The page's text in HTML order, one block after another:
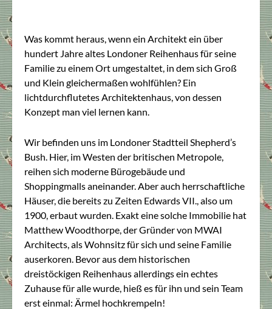
Was kommt heraus, wenn ein Architekt ein über
hundert Jahre altes Londoner Reihenhaus für seine
Familie zu einem Ort umgestaltet, in dem sich Groß
und Klein gleichermaßen wohlfühlen? Ein
lichtdurchflutetes Architektenhaus, von dessen
Konzept man viel lernen kann.
Wir befinden uns im Londoner Stadtteil Shepherd’s
Bush. Hier, im Westen der britischen Metropole,
reihen sich moderne Bürogebäude und
Shoppingmalls aneinander. Aber auch herrschaftliche
Häuser, die bereits zu Zeiten Edwards VII., also um
1900, erbaut wurden. Exakt eine solche Immobilie hat
Matthew Woodthorpe, der Gründer von MWAI
Architects, als Wohnsitz für sich und seine Familie
auserkoren. Bevor aus dem historischen
dreistöckigen Reihenhaus allerdings ein echtes
Zuhause für alle wurde, hieß es für ihn und sein Team
erst einmal: Ärmel hochkrempeln!